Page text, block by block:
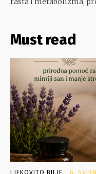
Must read
LJEKOVITO BILJE 6.